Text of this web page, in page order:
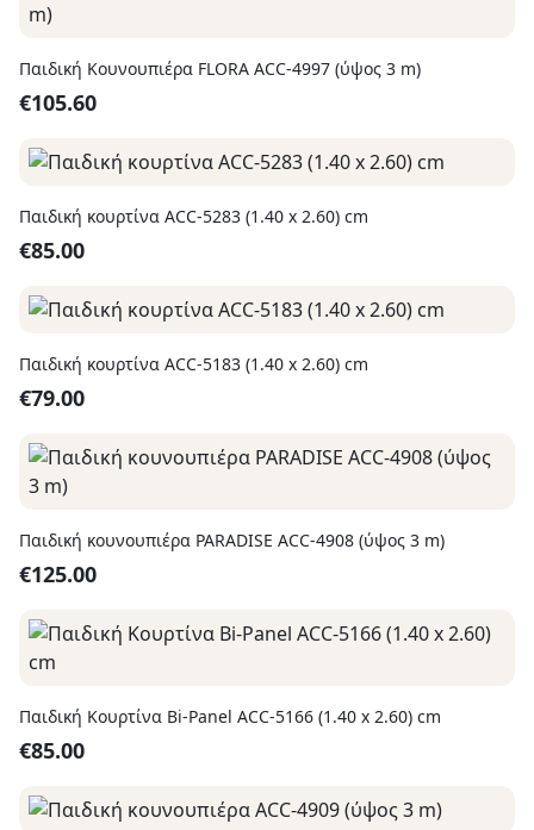
Παιδική Κουνουπιέρα FLORA ACC-4997 (ύψος 3 m)
€105.60
Παιδική κουρτίνα ACC-5283 (1.40 x 2.60) cm
€85.00
Παιδική κουρτίνα ACC-5183 (1.40 x 2.60) cm
€79.00
Παιδική κουνουπιέρα PARADISE ACC-4908 (ύψος 3 m)
€125.00
Παιδική Κουρτίνα Bi-Panel ACC-5166 (1.40 x 2.60) cm
€85.00